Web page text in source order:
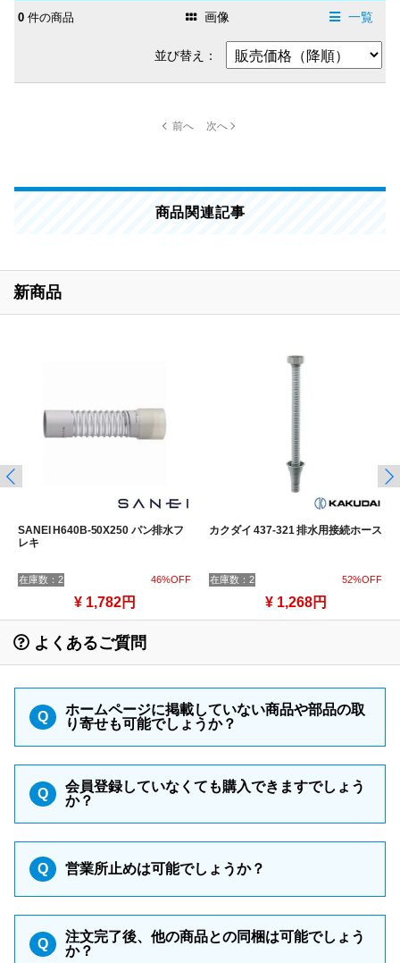
0 件の商品 画像 一覧
並び替え：
商品関連記事
新商品
SANEI H640B-50X250 パン排水フ
レキ
在庫数：2 46%OFF
¥ 1,782円
カクダイ 437-321 排水用接続ホース
在庫数：2 52%OFF
¥ 1,268円
よくあるご質問
Q
ホームページに掲載していない商品や部品の取
り寄せも可能でしょうか？
Q
会員登録していなくても購入できますでしょう
か？
Q 営業所止めは可能でしょうか？
Q
注文完了後、他の商品との同梱は可能でしょう
か？